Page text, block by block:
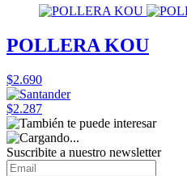
POLLERA KOU
$2.690
$2.287
Suscribite a nuestro newsletter